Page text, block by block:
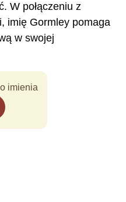
W połączeniu z
imię Gormley pomaga
w swojej
imienia